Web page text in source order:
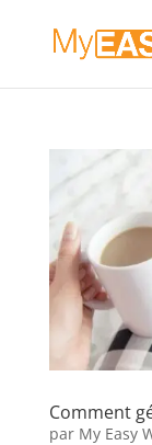
Comment
par My Easy